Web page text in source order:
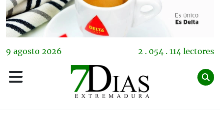
9 agosto 2026 2 . 054 . 114 lectores